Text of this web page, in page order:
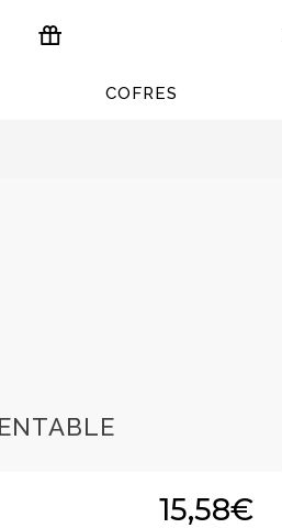
ESTUCHES Y REGALOS
COFRES
15,58€